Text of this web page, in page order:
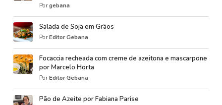
Porgebana
Salada de Soja em Grãos
PorEditor Gebana
Focaccia recheada com creme de azeitona e mascarpone
por Marcelo Horta
PorEditor Gebana
Pão de Azeite por Fabiana Parise